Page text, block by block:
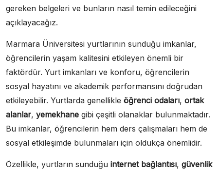
gereken belgeleri ve bunların nasıl temin edileceğini
açıklayacağız.
Marmara Üniversitesi yurtlarının sunduğu imkanlar,
öğrencilerin yaşam kalitesini etkileyen önemli bir
faktördür. Yurt imkanları ve konforu, öğrencilerin
sosyal hayatını ve akademik performansını doğrudan
etkileyebilir. Yurtlarda genellikle öğrenci odaları, ortak
alanlar, yemekhane gibi çeşitli olanaklar bulunmaktadır.
Bu imkanlar, öğrencilerin hem ders çalışmaları hem de
sosyal etkileşimde bulunmaları için oldukça önemlidir.
Özellikle, yurtların sunduğu internet bağlantısı, güvenlik